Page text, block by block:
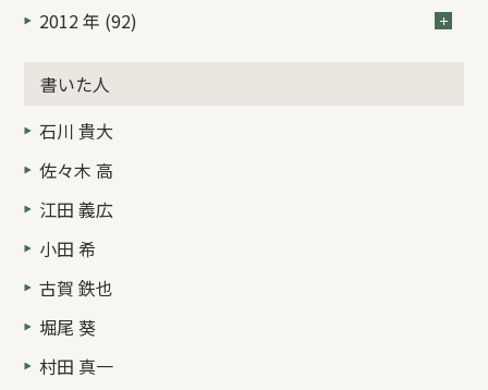
2012 年 (92)
書いた人
石川 貴大
佐々木 高
江田 義広
小田 希
古賀 鉄也
堀尾 葵
村田 真一